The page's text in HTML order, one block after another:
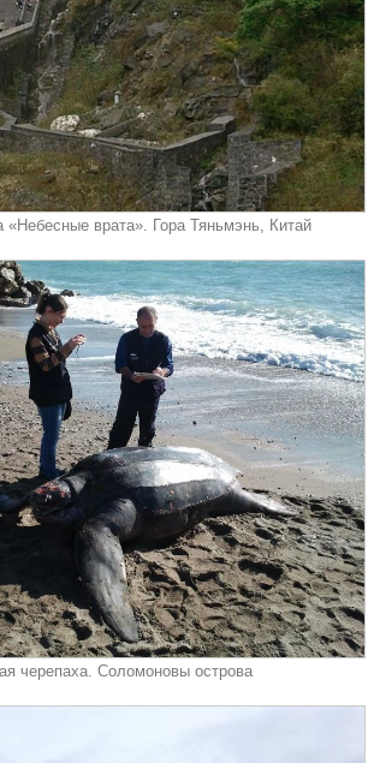
«Небесные врата». Гора Тяньмэнь, Китай
черепаха. Соломоновы острова